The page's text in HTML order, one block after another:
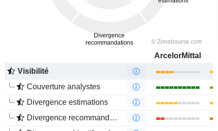
ArcelorMittal
Visibilité
Couverture analystes
Divergence estimations
Divergence recommandations analystes